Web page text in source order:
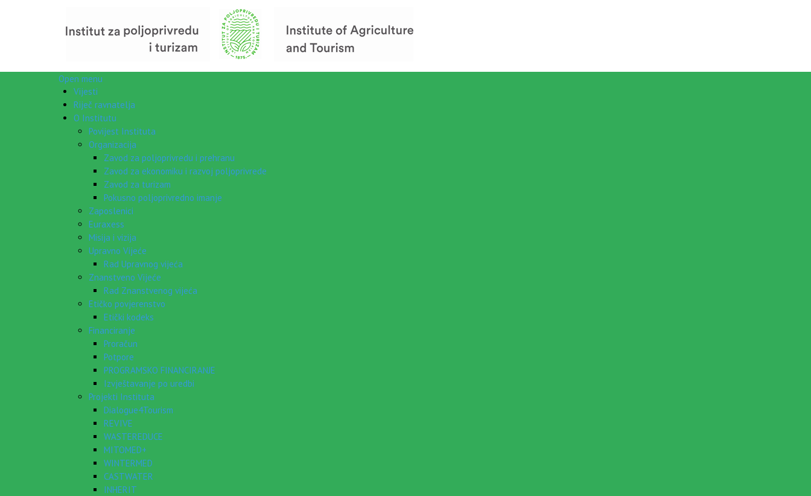
Open menu
Vijesti
Riječ ravnatelja
O Institutu
Povijest Instituta
Organizacija
Zavod za poljoprivredu i prehranu
Zavod za ekonomiku i razvoj poljoprivrede
Zavod za turizam
Pokusno poljoprivredno imanje
Zaposlenici
Euraxess
Misija i vizija
Upravno Vijeće
Rad Upravnog vijeća
Znanstveno Vijeće
Rad Znanstvenog vijeća
Etičko povjerenstvo
Etički kodeks
Financiranje
Proračun
Potpore
PROGRAMSKO FINANCIRANJE
Izvještavanje po uredbi
Projekti Instituta
Dialogue4Tourism
REVIVE
WASTEREDUCE
MITOMED+
WINTERMED
CASTWATER
INHERIT